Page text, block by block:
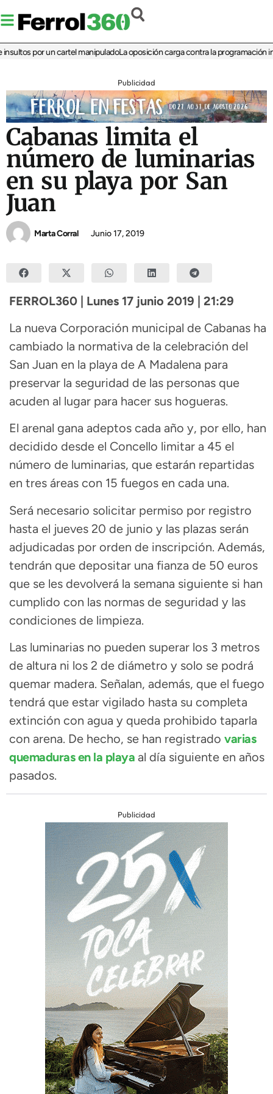
por un cartel manipuladoLa oposición carga contra la programación
Publicidad
Cabanas limita el
número de luminarias
en su playa por San
Juan
Marta Corral Junio 17, 2019
FERROL360 | Lunes 17 junio 2019 | 21:29
La nueva Corporación municipal de Cabanas ha
cambiado la normativa de la celebración del
San Juan en la playa de A Madalena para
preservar la seguridad de las personas que
acuden al lugar para hacer sus hogueras.
El arenal gana adeptos cada año y, por ello, han
decidido desde el Concello limitar a 45 el
número de luminarias, que estarán repartidas
en tres áreas con 15 fuegos en cada una.
Será necesario solicitar permiso por registro
hasta el jueves 20 de junio y las plazas serán
adjudicadas por orden de inscripción. Además,
tendrán que depositar una fianza de 50 euros
que se les devolverá la semana siguiente si han
cumplido con las normas de seguridad y las
condiciones de limpieza.
Las luminarias no pueden superar los 3 metros
de altura ni los 2 de diámetro y solo se podrá
quemar madera. Señalan, además, que el fuego
tendrá que estar vigilado hasta su completa
extinción con agua y queda prohibido taparla
con arena. De hecho, se han registrado varias
quemaduras en la playa al día siguiente en años
pasados.
Publicidad